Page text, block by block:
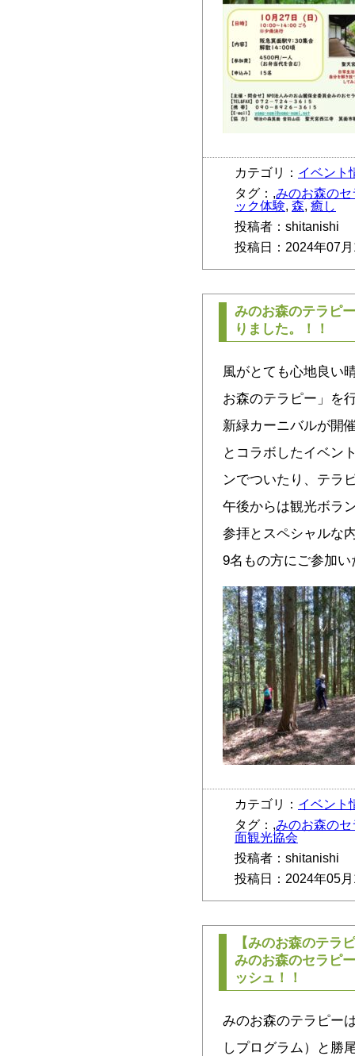
カテゴリ： イベント
タグ：,みのお森のセ
ック体験, 森, 癒し
投稿者：shitanishi
投稿日：2024年07
みのお森のテラ
りました。！！
風がとても心地良い
お森のテラピー」を
新緑カーニバルが開
とコラボしたイベン
ンでついたり、テラ
午後からは観光ボラ
参拝とスペシャルな
9名もの方にご参加
カテゴリ： イベント
タグ：,みのお森のセ
面観光協会
投稿者：shitanishi
投稿日：2024年05
【みのお森のテラ
みのお森のセラピ
ッシュ！！
みのお森のテラピー
しプログラム）と勝